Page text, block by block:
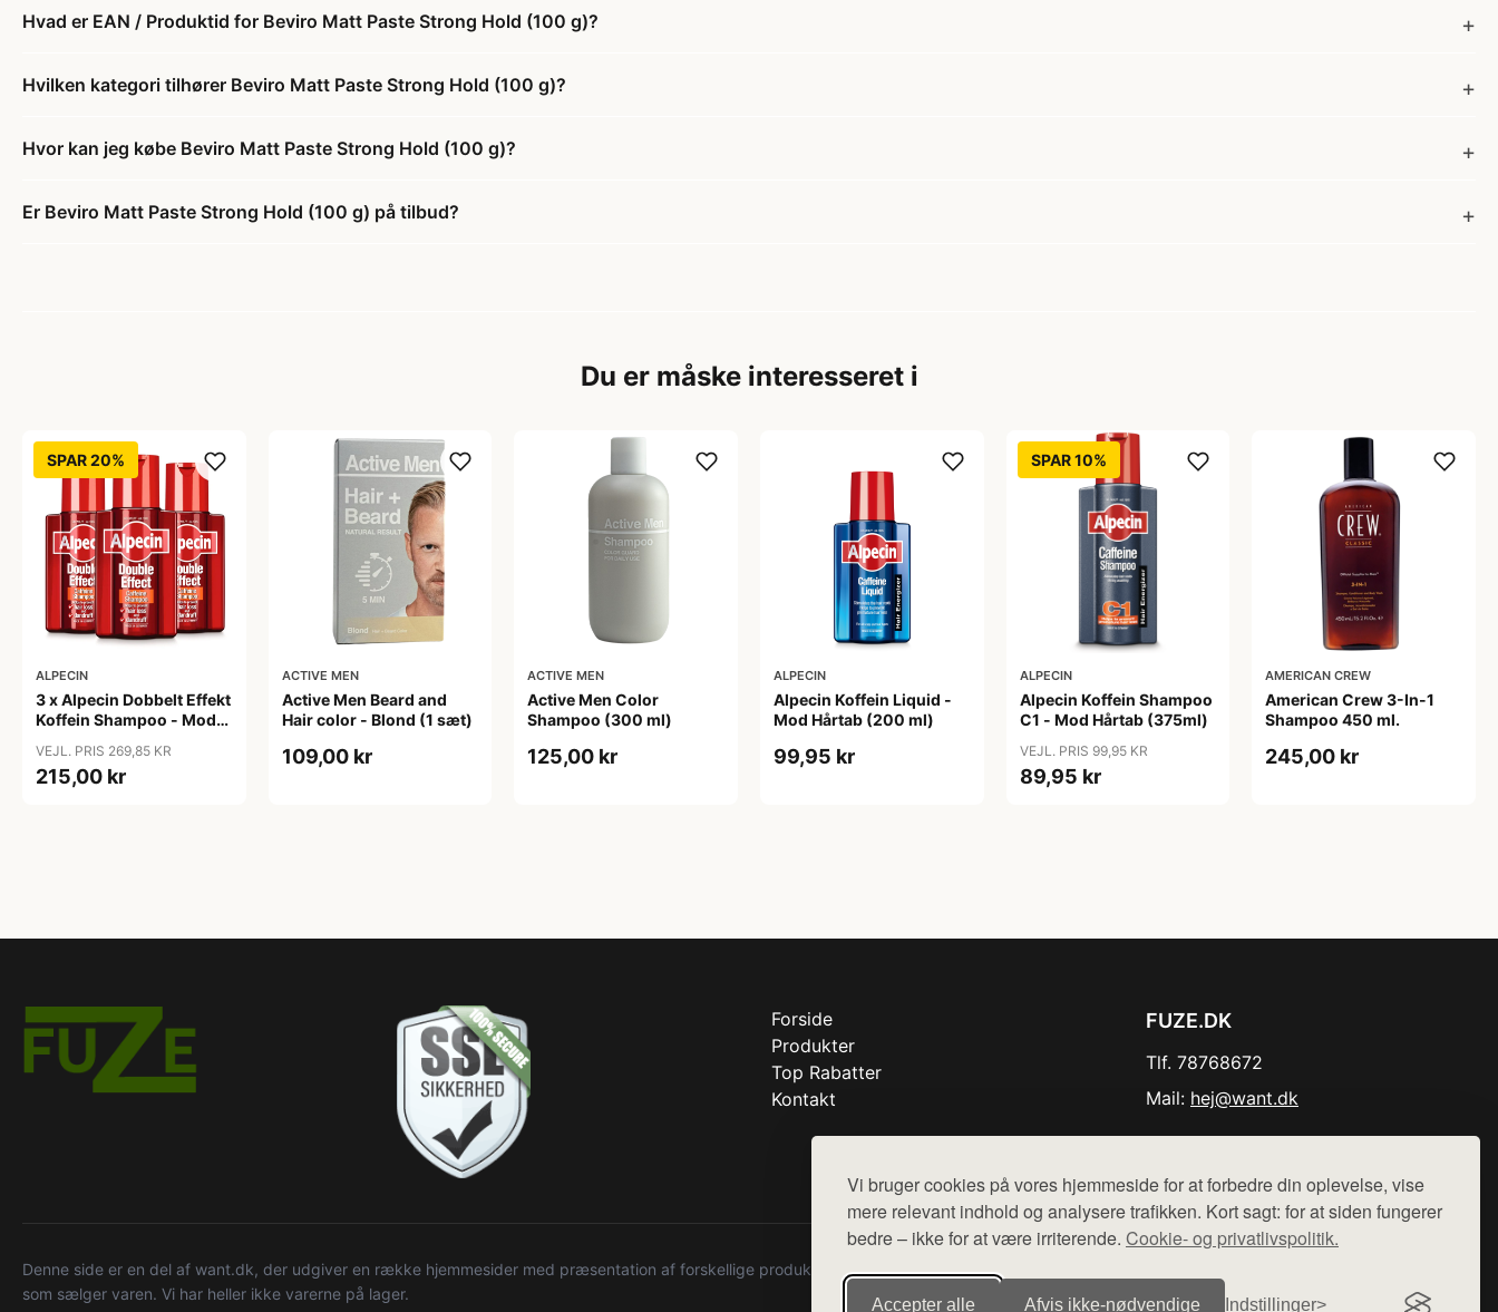
Vi bruger cookies på vores hjemmeside for at forbedre din oplevelse, vise
mere relevant indhold og analysere trafikken. Kort sagt: for at siden fungerer
bedre – ikke for at være irriterende. Cookie- og privatlivspolitik.
Accepter alle Afvis ikke‑nødvendige Indstillinger
Hvad er EAN / Produktid for Beviro Matt Paste Strong Hold (100 g)?
Hvilken kategori tilhører Beviro Matt Paste Strong Hold (100 g)?
Hvor kan jeg købe Beviro Matt Paste Strong Hold (100 g)?
Er Beviro Matt Paste Strong Hold (100 g) på tilbud?
Du er måske interesseret i
SPAR 20%
ALPECIN
3 x Alpecin Dobbelt Effekt
Koffein Shampoo - Mod
VEJL. PRIS 269,85 KR
215,00 kr
ACTIVE MEN
Active Men Beard and
Hair color - Blond (1 sæt)
109,00 kr
ACTIVE MEN
Active Men Color
Shampoo (300 ml)
125,00 kr
ALPECIN
Alpecin Koffein Liquid -
Mod Hårtab (200 ml)
99,95 kr
SPAR 10%
ALPECIN
Alpecin Koffein Shampoo
C1 - Mod Hårtab (375ml)
VEJL. PRIS 99,95 KR
89,95 kr
AMERICAN CREW
American Crew 3-In-1
Shampoo 450 ml.
245,00 kr
Forside
Produkter
Top Rabatter
Kontakt
FUZE.DK
Tlf. 78768672
Mail: hej@want.dk
Denne side er en del af want.dk, der udgiver en række hjemmesider med præsentation af forskellige produkter fra diverse webshops. Der sælges ikke varer fra denne side - vi henviser til de shops,
som sælger varen. Vi har heller ikke varerne på lager.